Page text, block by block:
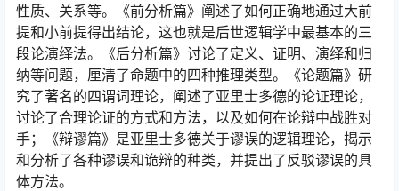
性质、关系等。《前分析篇》阐述了如何正确地通过大前
提和小前提得出结论，这也就是后世逻辑学中最基本的三
段论演绎法。《后分析篇》讨论了定义、证明、演绎和归
纳等问题，厘清了命题中的四种推理类型。《论题篇》研
究了著名的四谓词理论，阐述了亚里士多德的论证理论，
讨论了合理论证的方式和方法，以及如何在论辩中战胜对
手；《辩谬篇》是亚里士多德关于谬误的逻辑理论，揭示
和分析了各种谬误和诡辩的种类，并提出了反驳谬误的具
体方法。